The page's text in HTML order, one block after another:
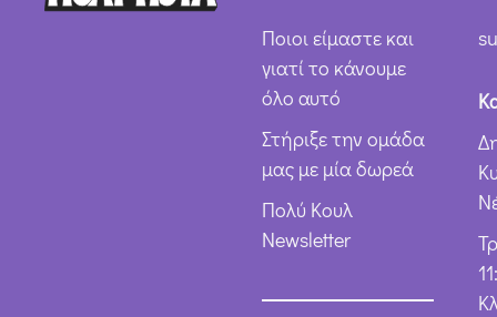
Ποιοι είμαστε και
γιατί το κάνουμε
όλο αυτό
Στήριξε την ομάδα
μας με μία δωρεά
Πολύ Κουλ
Newsletter